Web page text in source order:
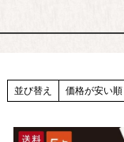
並び替え 価格が安い順